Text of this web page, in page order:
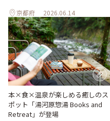
京都府 2026.06.14
本×食×温泉が楽しめる癒しのス
ポット「湯河原惣湯 Books and
Retreat」が登場